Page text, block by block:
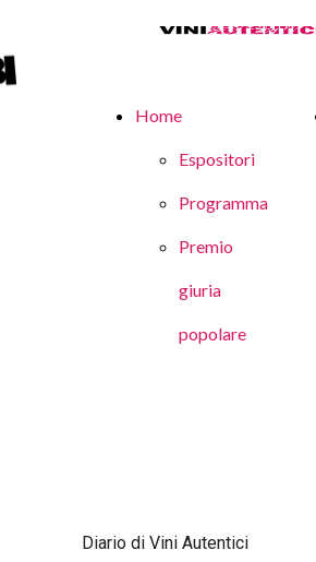
Home
Espositori
Programma
Premio
giuria
popolare
Diario di Vini Autentici